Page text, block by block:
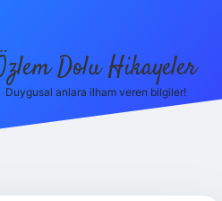
Dolu Hikayeler
Duygusal anlara ilham veren bilgiler!